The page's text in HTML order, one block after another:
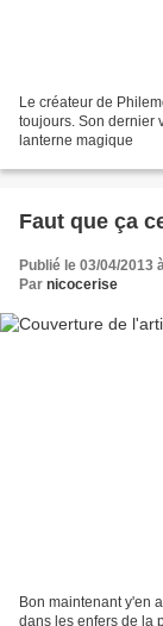
Le créateur de
toujours. Son dernier
lanterne magique
Faut que ça
Publié le 03/04/2013
Par nicocerise
Bon maintenant y'en
dans les enfers de la